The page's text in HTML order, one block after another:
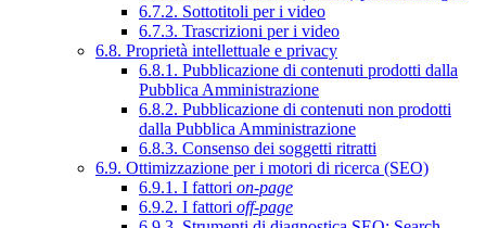
6.7.2. Sottotitoli per i video
6.7.3. Trascrizioni per i video
6.8. Proprietà intellettuale e privacy
6.8.1. Pubblicazione di contenuti prodotti dalla
Pubblica Amministrazione
6.8.2. Pubblicazione di contenuti non prodotti
dalla Pubblica Amministrazione
6.8.3. Consenso dei soggetti ritratti
6.9. Ottimizzazione per i motori di ricerca (SEO)
6.9.1. I fattori on-page
6.9.2. I fattori off-page